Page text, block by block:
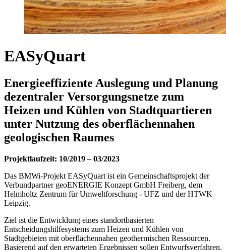
EASyQuart
Energieeffiziente Auslegung und Planung
dezentraler Versorgungsnetze zum
Heizen und Kühlen von Stadtquartieren
unter Nutzung des oberflächennahen
geologischen Raumes
Projektlaufzeit: 10/2019 – 03/2023
Das BMWi-Projekt EASyQuart ist ein Gemeinschaftsprojekt der
Verbundpartner geoENERGIE Konzept GmbH Freiberg, dem
Helmholtz Zentrum für Umweltforschung - UFZ und der HTWK
Leipzig.
Ziel ist die Entwicklung eines standortbasierten
Entscheidungshilfesystems zum Heizen und Kühlen von
Stadtgebieten mit oberflächennahen geothermischen Ressourcen.
Basierend auf den erwarteten Ergebnissen sollen Entwurfsverfahren,